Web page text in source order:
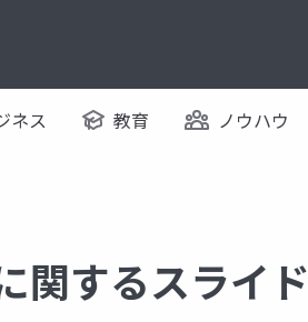
ネス 教育 ノウハウ
関するスライド